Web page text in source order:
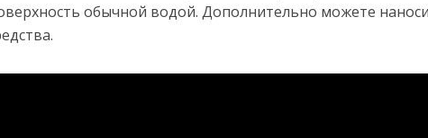
обычной водой. Дополнительно можете